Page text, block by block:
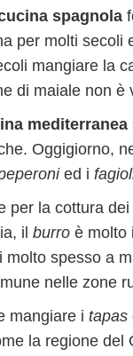
spagnola
per molti secoli
mangiare la
di maiale non
mediterranea
Oggigiorno,
ed i
per la cottura dei
il burro è molto
molto spesso a
nelle zone
mangiare i tapas
la regione del